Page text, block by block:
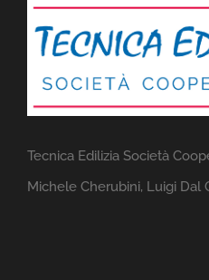
Tecnica Edilizia Società
Michele Cherubini, Luigi Dal